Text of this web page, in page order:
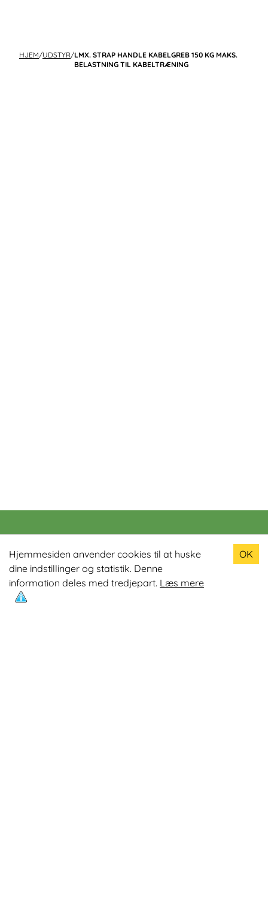
Hjemmesiden anvender cookies til at huske
dine indstillinger og statistik. Denne
information deles med tredjepart. Læs mere
OK
HJEM/UDSTYR/LMX. STRAP HANDLE KABELGREB 150 KG MAKS.
BELASTNING TIL KABELTRÆNING
Populære produkter
Odin R900 Romaskine
Odin S900 Spinningcykel